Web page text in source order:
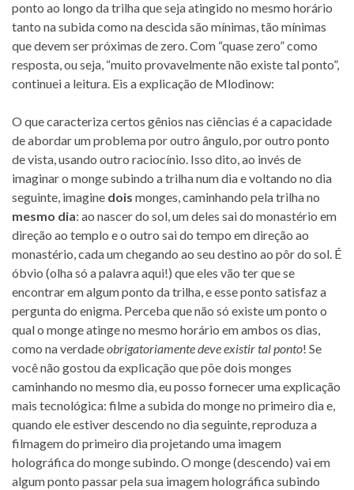
ponto ao longo da trilha que seja atingido no mesmo horário
tanto na subida como na descida são mínimas, tão mínimas
que devem ser próximas de zero. Com “quase zero” como
resposta, ou seja, “muito provavelmente não existe tal ponto”,
continuei a leitura. Eis a explicação de Mlodinow:
O que caracteriza certos gênios nas ciências é a capacidade
de abordar um problema por outro ângulo, por outro ponto
de vista, usando outro raciocínio. Isso dito, ao invés de
imaginar o monge subindo a trilha num dia e voltando no dia
seguinte, imagine dois monges, caminhando pela trilha no
mesmo dia: ao nascer do sol, um deles sai do monastério em
direção ao templo e o outro sai do tempo em direção ao
monastério, cada um chegando ao seu destino ao pôr do sol. É
óbvio (olha só a palavra aqui!) que eles vão ter que se
encontrar em algum ponto da trilha, e esse ponto satisfaz a
pergunta do enigma. Perceba que não só existe um ponto o
qual o monge atinge no mesmo horário em ambos os dias,
como na verdadeobrigatoriamente deve existir tal ponto! Se
você não gostou da explicação que põe dois monges
caminhando no mesmo dia, eu posso fornecer uma explicação
mais tecnológica: filme a subida do monge no primeiro dia e,
quando ele estiver descendo no dia seguinte, reproduza a
filmagem do primeiro dia projetando uma imagem
holográfica do monge subindo. O monge (descendo) vai em
algum ponto passar pela sua imagem holográfica subindo